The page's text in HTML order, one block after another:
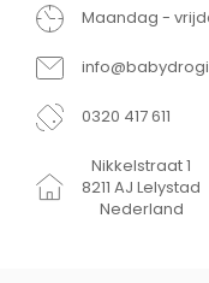
Maandag -
0320 417 611
Nikkelstraat 1
8211 AJ Lelystad
Nederland